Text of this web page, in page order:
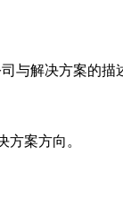
与解决方案的描
案方向。